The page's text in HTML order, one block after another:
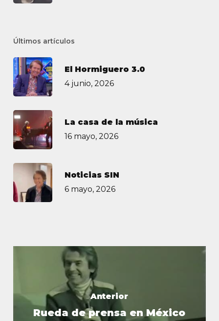
Últimos artículos
El Hormiguero 3.0
4 junio, 2026
La casa de la música
16 mayo, 2026
Noticias SIN
6 mayo, 2026
Anterior
Rueda de prensa en México